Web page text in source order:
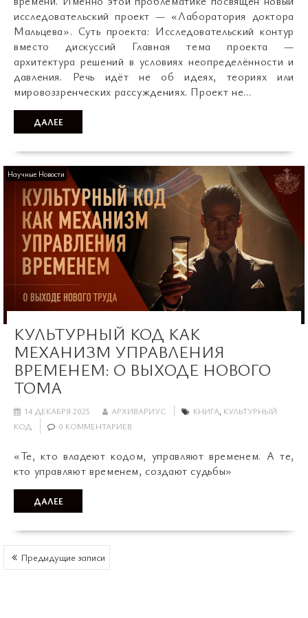
исследовательский проект — «Лаборатория доктора
Мальцева». Суть проекта: Исследовательский контур
вместо дискуссий Главная тема проекта —
архитектура решений в условиях неопределённости и
давления. Речь идёт не об идеях, теориях или
мировоззренческих рассуждениях. Проект не…
ДАЛЕЕ
Научные Новости
КУЛЬТУРНЫЙ КОД КАК
МЕХАНИЗМ УПРАВЛЕНИЯ
ВРЕМЕНЕМ: О ВЫХОДЕ НОВОГО
ТОМА
14 ДЕКАБРЯ 2025 АРХИВАРИУС КНИГА, КУЛЬТУРНЫЙ
КОД
0 КОММЕНТАРИЕВ
«Те, кто владеют кодом, управляют временем. А те,
кто управляют временем, создают судьбы»
ДАЛЕЕ
НАВИГАЦИЯ
ПО
Предыдущие записи